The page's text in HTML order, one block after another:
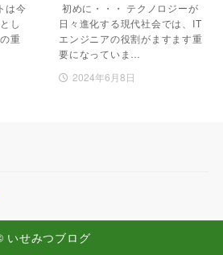
は今
し
重
初めに・・・ テクノロジーが
日々進化する現代社会では、IT
エンジニアの役割がますます重
要になっていま…
2024年6月8日
いせみつブログ